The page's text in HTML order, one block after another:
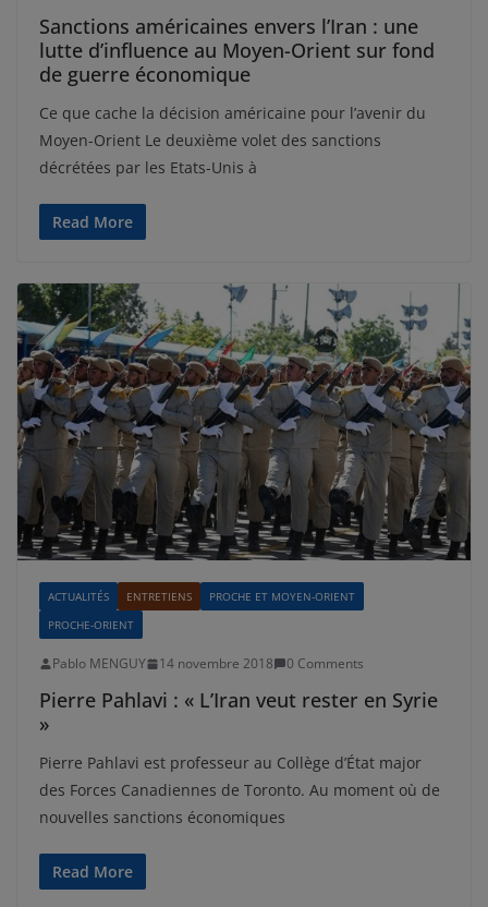
Sanctions américaines envers l’Iran : une
lutte d’influence au Moyen-Orient sur fond
de guerre économique
Ce que cache la décision américaine pour l’avenir du
Moyen-Orient Le deuxième volet des sanctions
décrétées par les Etats-Unis à
Read More
ACTUALITÉS ENTRETIENS
PROCHE ET MOYEN-ORIENT
PROCHE-ORIENT
Pablo MENGUY 14 novembre 2018 0 Comments
Pierre Pahlavi : « L’Iran veut rester en Syrie
»
Pierre Pahlavi est professeur au Collège d’État major
des Forces Canadiennes de Toronto. Au moment où de
nouvelles sanctions économiques
Read More